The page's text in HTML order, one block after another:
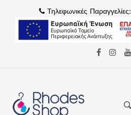
Τηλεφωνικές Παραγγελίες: